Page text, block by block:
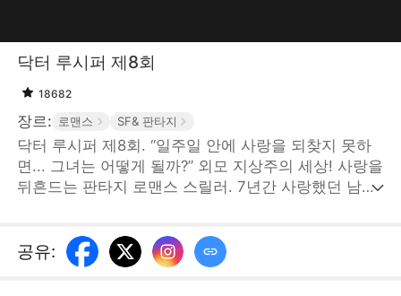
닥터 루시퍼 제8회
18682
장르: 로맨스 SF& 판타지
닥터 루시퍼 제8회. “일주일 안에 사랑을 되찾지 못하
면... 그녀는 어떻게 될까?” 외모 지상주의 세상! 사랑을
뒤흔드는 판타지 로맨스 스릴러. 7년간 사랑했던 남자
름아닌 성형외과. 그녀 앞에 나타난 ‘루시퍼’의 달콤한
속삭임. “새로운 얼굴로 다시 태어나길 원하시나요?”
공유: